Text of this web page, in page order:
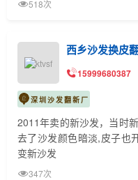
518次
西乡沙发换皮
15999680387
深圳沙发翻新厂
2011年卖的新沙发，当时
去了沙发颜色暗淡,皮子也
变新沙发
347次